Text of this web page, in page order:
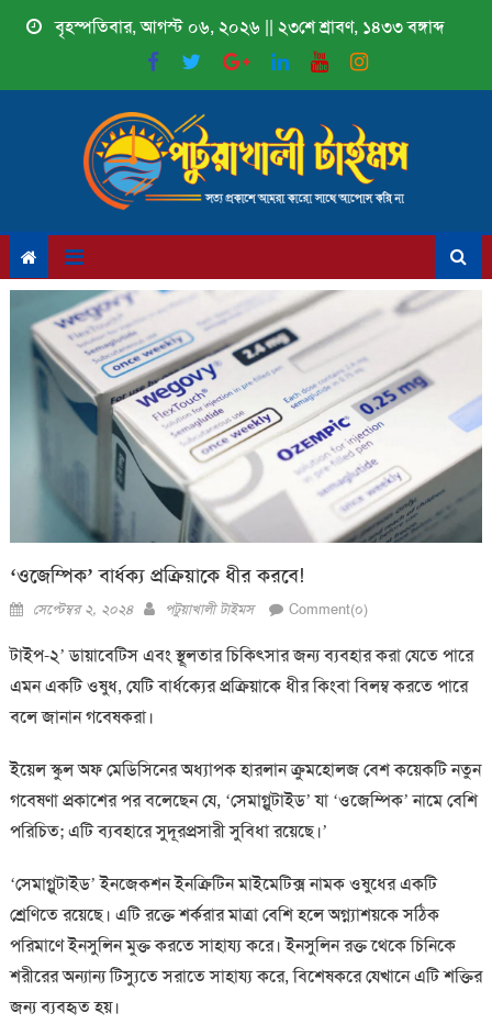
Skip
বৃহস্পতিবার, আগস্ট ০৬, ২০২৬ || ২৩শে শ্রাবণ, ১৪৩৩ বঙ্গাব্দ
‘ওজেম্পিক’ বার্ধক্য প্রক্রিয়াকে ধীর করবে!
Posted
সেপ্টেম্বর ২, ২০২৪ Author
পটুয়াখালী টাইমস Comment(০)
টাইপ-২’ ডায়াবেটিস এবং স্থূলতার চিকিত্সার জন্য ব্যবহার করা যেতে পারে
এমন একটি ওষুধ, যেটি বার্ধক্যের প্রক্রিয়াকে ধীর কিংবা বিলম্ব করতে পারে
বলে জানান গবেষকরা।
ইয়েল স্কুল অফ মেডিসিনের অধ্যাপক হারলান ক্রুমহোলজ বেশ কয়েকটি নতুন
গবেষণা প্রকাশের পর বলেছেন যে, ‘সেমাগ্লুটাইড’ যা ‘ওজেম্পিক’ নামে বেশি
পরিচিত; এটি ব্যবহারে সুদূরপ্রসারী সুবিধা রয়েছে।’
‘সেমাগ্লুটাইড’ ইনজেকশন ইনক্রিটিন মাইমেটিক্স নামক ওষুধের একটি
শ্রেণিতে রয়েছে। এটি রক্তে শর্করার মাত্রা বেশি হলে অগ্ন্যাশয়কে সঠিক
পরিমাণে ইনসুলিন মুক্ত করতে সাহায্য করে। ইনসুলিন রক্ত ​​থেকে চিনিকে
শরীরের অন্যান্য টিস্যুতে সরাতে সাহায্য করে, বিশেষকরে যেখানে এটি শক্তির
জন্য ব্যবহৃত হয়।